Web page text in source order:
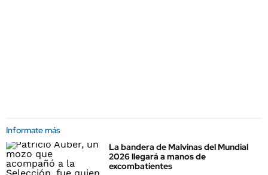
Informate más
La bandera de Malvinas del Mundial
2026 llegará a manos de
excombatientes